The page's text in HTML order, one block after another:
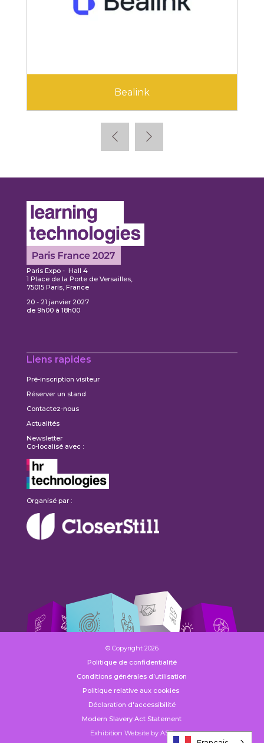
Bealink
Paris Expo - Hall 4
1 Place de la Porte de Versailles,
75015 Paris, France
20 - 21 janvier 2027
de 9h00 à 18h00
Liens rapides
Pré-inscription visiteur
Réserver un stand
Contactez-nous
Actualités
Newsletter
Co-localisé avec :
Organisé par :
© Copyright 2026
Politique de confidentialité
Conditions générales d’utilisation
Politique relative aux cookies
Déclaration d'accessibilité
Modern Slavery Act Statement
Exhibition Website by ASP